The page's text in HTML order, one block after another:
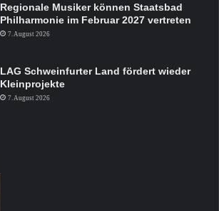
Regionale Musiker können Staatsbad
Philharmonie im Februar 2027 vertreten
7. August 2026
LAG Schweinfurter Land fördert wieder
Kleinprojekte
7. August 2026